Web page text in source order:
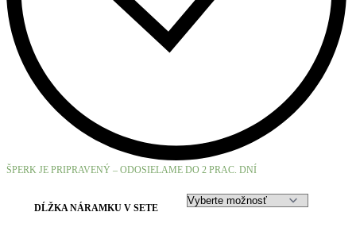
ŠPERK JE PRIPRAVENÝ – ODOSIELAME DO 2 PRAC. DNÍ
DĹŽKA NÁRAMKU V SETE